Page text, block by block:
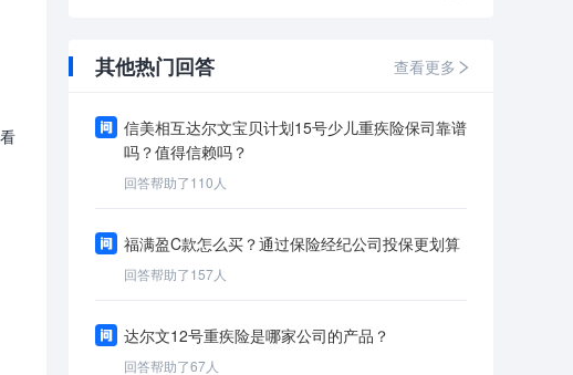
其他热门回答 查看更多
信美相互达尔文宝贝计划15号少儿重疾险保司靠谱
吗？值得信赖吗？
回答帮助了110 人
福满盈C款怎么买？通过保险经纪公司投保更划算
回答帮助了157人
达尔文12号重疾险是哪家公司的产品？
回答帮助了67人